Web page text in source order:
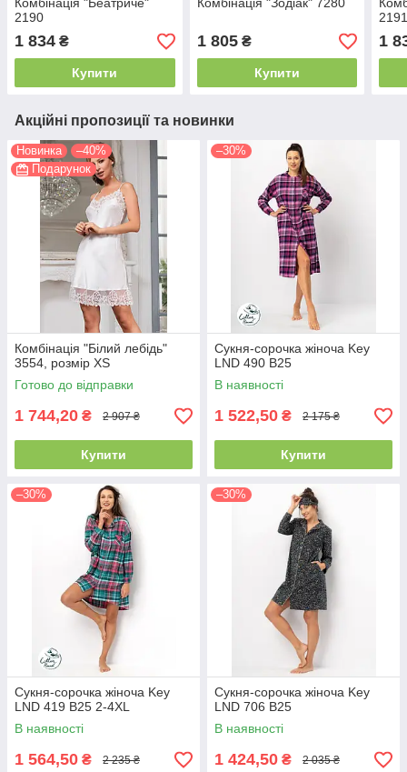
2190
1 834 ₴
Купити
1 805₴
Купити
1
Акційні пропозиції та новинки
Новинка
–40%
Подарунок
Комбінація "Білий лебідь"
3554, розмір XS
Готово до відправки
1 744,20 ₴ 2 907 ₴
Купити
–30%
Сукня-сорочка жіноча Key
LND 490 B25
В наявності
1 522,50 ₴ 2 175 ₴
Купити
–30%
Сукня-сорочка жіноча Key
LND 419 B25 2-4XL
В наявності
1 564,50 ₴ 2 235 ₴
–30%
Сукня-сорочка жіноча Key
LND 706 B25
В наявності
1 424,50 ₴ 2 035 ₴